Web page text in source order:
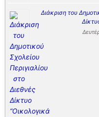
Διάκριση του